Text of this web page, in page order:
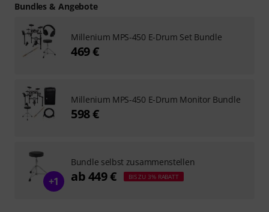
Bundles & Angebote
Millenium MPS-450 E-Drum Set Bundle
469 €
Millenium MPS-450 E-Drum Monitor Bundle
598 €
+1
Bundle selbst zusammenstellen
ab 449 € BIS ZU 3% RABATT